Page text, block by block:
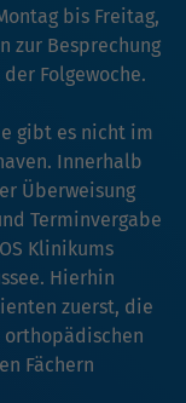
bis Freitag,
zur Besprechung
Folgewoche.
gibt es nicht im
Innerhalb
Überweisung
Terminvergabe
Klinikums
Hierhin
zuerst, die
orthopädischen
Fächern